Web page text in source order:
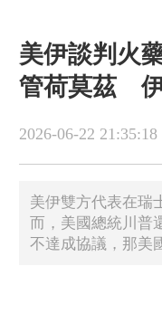
美伊談判火
管荷莫茲 伊
2026-06-22 21:35:18
美伊雙方代表在瑞
而，美國總統川普
不達成協議，那美